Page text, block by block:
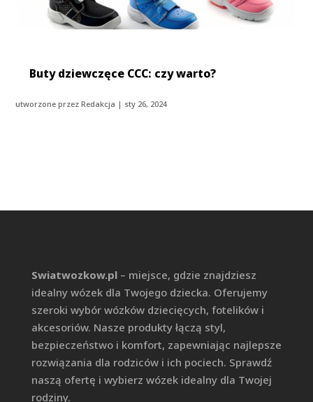
Buty dziewczęce CCC: czy warto?
utworzone przezRedakcja | sty 26, 2024
Swiatwozkow.pl– miejsce, gdzie znajdziesz
idealny wózek dla Twojego dziecka. Oferujemy
szeroki wybór wózków dziecięcych, fotelików i
akcesoriów. Nasze produkty łączą styl,
bezpieczeństwo i komfort, zapewniając najlepsze
rozwiązania dla rodziców i ich pociech. Sprawdź
naszą ofertę i wybierz wózek idealny dla Twojej
rodziny.